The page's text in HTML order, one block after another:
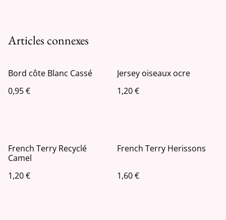
Articles connexes
Bord côte Blanc Cassé
0,95 €
Jersey oiseaux ocre
1,20 €
French Terry Recyclé
Camel
1,20 €
French Terry Herissons
1,60 €